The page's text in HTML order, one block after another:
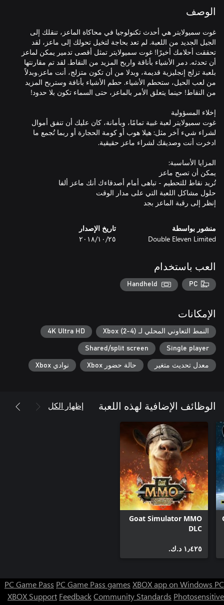
الوصف
غوت سميولايتر هي أحدث تكنولوجيا في محاكاة الماعز، تنقلك إلى
الجيل الجديد من اللعبة. لم تعد بحاجة لتخيل تحولك إلى ماعز، لقد
تحققت أحلامك أخيرًا! غوت سميولايتر تمثل أقصى تدمير يمكن لماعز
أن تحدثه. دمر الأشياء بأناقة واربح المزيد من النقاط. لقد تم مقارنتها
بلعبة تزلج إنجليزية قديمة، وبدلا من أن تكون متزلج، أنت ماعز.وبدلاً
من لعب الحيل، ستحطم الأشياء. حطم الأشياء بأنافة وستربح المزيد
غوت سميولايتر لعبة غبية تمامًا، وبأمانة، كان عليك أن تنفق أموال
لشراء شيء آخر مثل: هيلا هوب أو كومة الحجارة أو ربما تُجمع ما
إنظر إلى رقبة الماعز بجد
منشور بواسطة
Double Eleven Limited
تاريخ الإصدار
٢٥‏/١٠‏/٢٠١٨
العب باستخدام
PC
Handheld
الإمكانات
النمط التعاوني المحلي لـ Xbox (2-4) 4K Ultra HD
Single player
Shared/split screen
معدل تحديث متغير حالة حضور Xbox نوادي Xbox
الوظائف الإضافية لهذه اللعبة إظهار الكل
Goat Simulator MMO
DLC
١٫٤٢٥ د.ك.‏
PC Game Pass PC Game Pass games XBOX app on Windows PC
XBOX Support FeedbackCommunity Standards Photosensitive